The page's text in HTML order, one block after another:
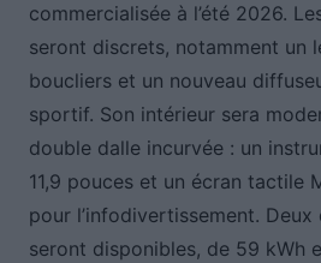
commercialisée à l’été 2026.
seront discrets, notamment un
boucliers et un nouveau
sportif. Son intérieur sera
double dalle incurvée : un
11,9 pouces et un écran tactile
pour l’infodivertissement.
seront disponibles, de 59 kWh